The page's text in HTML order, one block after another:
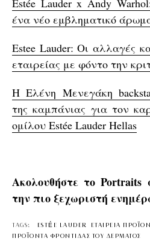
ένα νέο εμβληματικό
Estee Lauder: Οι αλλαγές
εταιρείας με φόντο την
H Ελένη Μενεγάκη
της καμπάνιας για τον
ομίλου Estée Lauder Hellas
Ακολουθήστε το Portraits
την πιο ξεχωριστή
TAGS: ESTÉE LAUDER
ΕΤΑΙΡΕΙΑ
ΠΡΟΪΟΝΤΑ ΦΡΟΝΤΙΔΑΣ ΤΟΥ ΔΕΡΜΑΤΟΣ